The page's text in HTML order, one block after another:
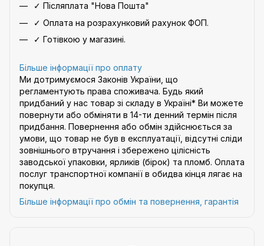
✓ Післяплата "Нова Пошта"
✓ Оплата на розрахунковий рахунок ФОП.
✓ Готівкою у магазині.
Більше інформації про оплату
Ми дотримуємося Законів України, що
регламентують права споживача. Будь який
придбаний у нас товар зі складу в Україні* Ви можете
повернути або обміняти в 14-ти денний термін після
придбання. Повернення або обмін здійснюється за
умови, що товар не був в експлуатації, відсутні сліди
зовнішнього втручання і збережено цілісність
заводської упаковки, ярликів (бірок) та пломб. Оплата
послуг транспортної компанії в обидва кінця лягає на
покупця.
Більше інформації про обмін та повернення, гарантія